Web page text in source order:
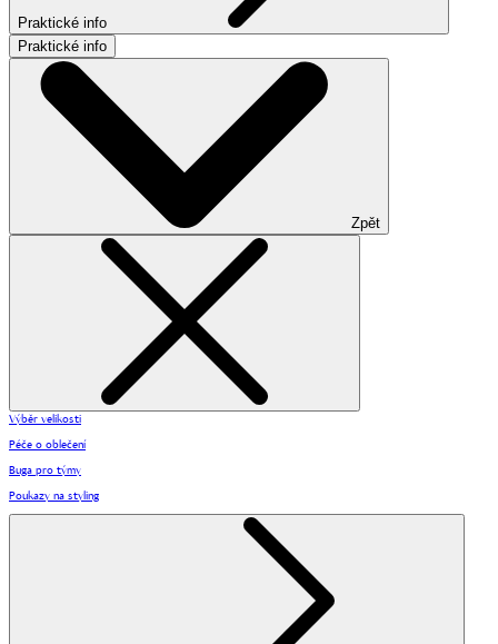
Praktické info
Praktické info
Zpět
Výběr velikosti
Péče o oblečení
Buga pro týmy
Poukazy na styling